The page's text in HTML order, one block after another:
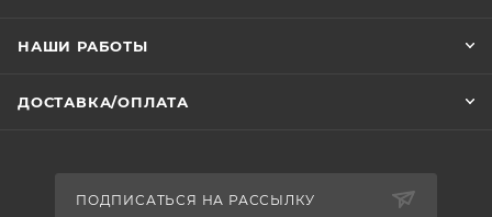
НАШИ РАБОТЫ
ДОСТАВКА/ОПЛАТА
ПОДПИСАТЬСЯ НА РАССЫЛКУ